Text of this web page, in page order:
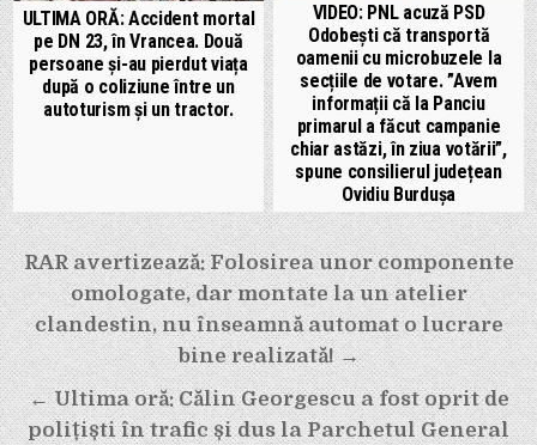
ULTIMA ORĂ: Accident mortal
pe DN 23, în Vrancea. Două
persoane și-au pierdut viața
după o coliziune între un
autoturism și un tractor.
VIDEO: PNL acuză PSD
Odobești că transportă
oamenii cu microbuzele la
secțiile de votare. ”Avem
informații că la Panciu
primarul a făcut campanie
chiar astăzi, în ziua votării”,
spune consilierul județean
Ovidiu Burdușa
Navigare
în
articole
RAR avertizează: Folosirea unor componente
omologate, dar montate la un atelier
clandestin, nu înseamnă automat o lucrare
bine realizată! →
← Ultima oră: Călin Georgescu a fost oprit de
polițiști în trafic și dus la Parchetul General